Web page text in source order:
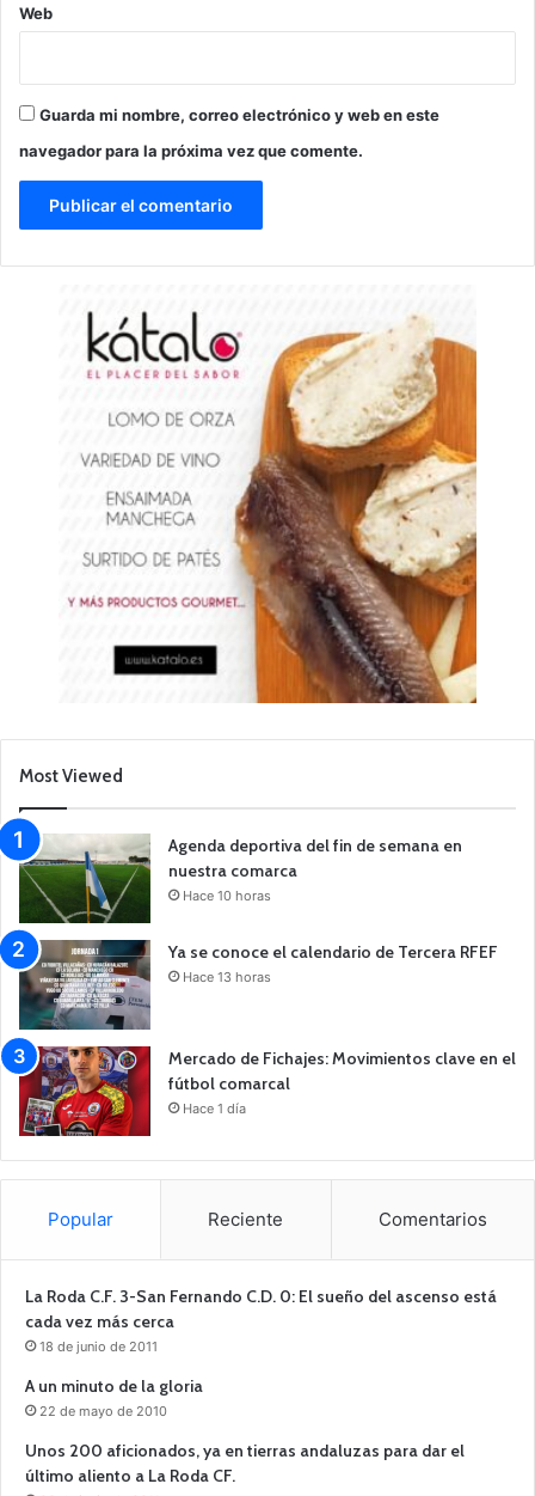
Web
Guarda mi nombre, correo electrónico y web en este
navegador para la próxima vez que comente.
Most Viewed
Agenda deportiva del fin de semana en
nuestra comarca
Hace 10 horas
Ya se conoce el calendario de Tercera RFEF
Hace 13 horas
Mercado de Fichajes: Movimientos clave en el
fútbol comarcal
Hace 1 día
Popular Reciente Comentarios
La Roda C.F. 3-San Fernando C.D. 0: El sueño del ascenso está
cada vez más cerca
18 de junio de 2011
A un minuto de la gloria
22 de mayo de 2010
Unos 200 aficionados, ya en tierras andaluzas para dar el
último aliento a La Roda CF.